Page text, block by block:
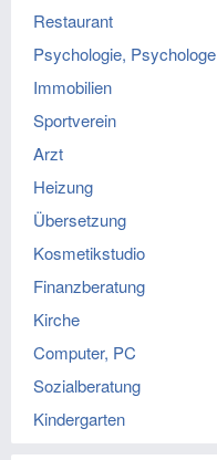
Restaurant
Psychologie, Psychologe
Immobilien
Sportverein
Arzt
Heizung
Übersetzung
Kosmetikstudio
Finanzberatung
Kirche
Computer, PC
Sozialberatung
Kindergarten